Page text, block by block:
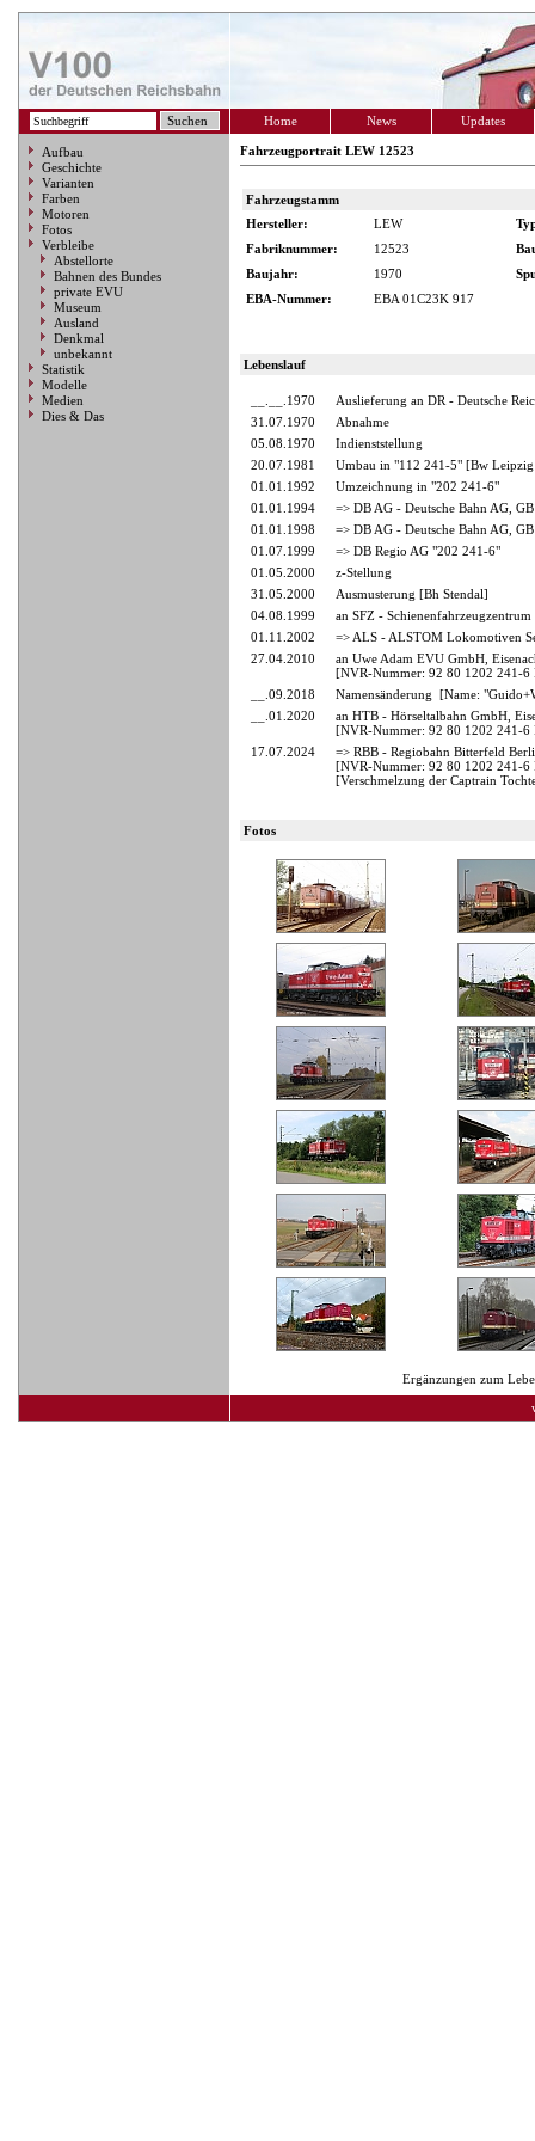
Home News Updates
Aufbau
Geschichte
Varianten
Farben
Motoren
Fotos
Verbleibe
Abstellorte
Bahnen des Bundes
private EVU
Museum
Ausland
Denkmal
unbekannt
Statistik
Modelle
Medien
Dies & Das
Fahrzeugportrait LEW 12523
Fahrzeugstamm
Hersteller:
LEW
Fabriknummer:
12523
Baujahr:
1970
EBA-Nummer:
EBA 01C23K 917
Lebenslauf
__.__.1970
Auslieferung an DR - Deutsche
31.07.1970
Abnahme
05.08.1970
Indienststellung
20.07.1981
Umbau in "112 241-5" [Bw
01.01.1992
Umzeichnung in "202 241-6"
01.01.1994
=> DB AG - Deutsche Bahn AG,
01.01.1998
=> DB AG - Deutsche Bahn AG,
01.07.1999
=> DB Regio AG "202 241-6"
01.05.2000
z-Stellung
31.05.2000
Ausmusterung [Bh Stendal]
04.08.1999
an SFZ -
01.11.2002
=> ALS - ALSTOM Lokomotiven
27.04.2010
an Uwe Adam EVU GmbH,
[NVR-Nummer: 92 80 1202 241-6
__.09.2018
Namensänderung [Name:
__.01.2020
an HTB - Hörseltalbahn GmbH,
[NVR-Nummer: 92 80 1202 241-6
17.07.2024
=> RBB - Regiobahn Bitterfeld
[NVR-Nummer: 92 80 1202 241-6
[Verschmelzung der Captrain
Fotos
Ergänzungen zum